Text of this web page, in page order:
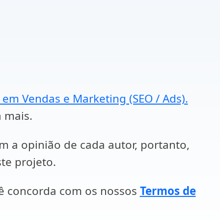
Vendas e Marketing (SEO / Ads).
mais.
a opinião de cada autor, portanto,
projeto.
concorda com os nossos Termos de